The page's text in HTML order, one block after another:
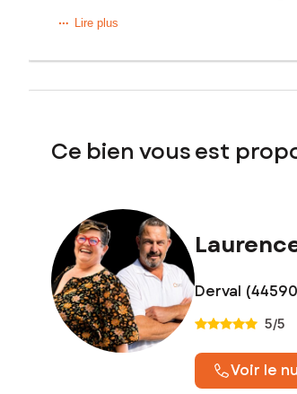
Situé dans un environnement calme,
Non viabilisé, il dispose d’un
Un cadre agréable pour concrétiser
Prix de vente honoraires d'agence inclus :
Contactez votre conseiller SAFTI :
Lire plus
Ce bien vous est
Derval
5/5
Voir le